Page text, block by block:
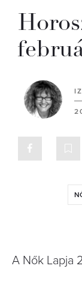
A Nők Lapja